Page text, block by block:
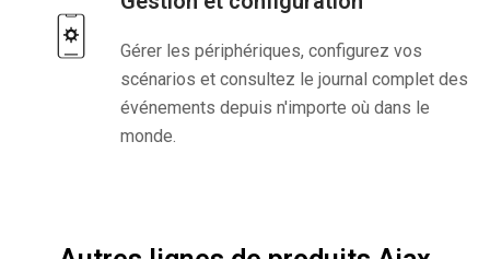
Gérer les périphériques, configurez vos
scénarios et consultez le journal complet des
événements depuis n'importe où dans le
monde.